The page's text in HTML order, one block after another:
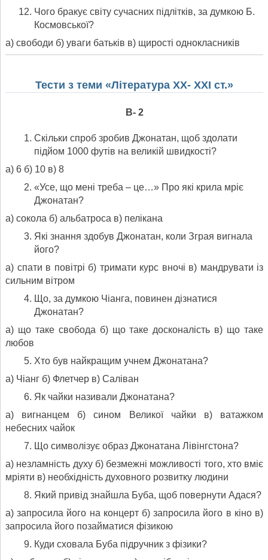
Чого бракує світу сучасних підлітків, за думкою Б.
Космовської?
а) свободи б) уваги батьків в) щирості однокласників
Тести з теми «Література XX- XXI ст.»
В- 2
Скільки спроб зробив Джонатан, щоб здолати
підйом 1000 футів на великій швидкості?
а) 6 б) 10 в) 8
«Усе, що мені треба – це…» Про які крила мріє
Джонатан?
а) сокола б) альбатроса в) пелікана
Які знання здобув Джонатан, коли Зграя вигнала
його?
а) спати в повітрі б) тримати курс вночі в) мандрувати із
сильним вітром
Що, за думкою Чіанга, повинен дізнатися
Джонатан?
а) що таке свобода б) що таке досконалість в) що таке
любов
Хто був найкращим учнем Джонатана?
а) Чіанг б) Флетчер в) Саліван
Як чайки називали Джонатана?
а) вигнанцем б) сином Великої чайки в) ватажком
небесних чайок
Що символізує образ Джонатана Лівінгстона?
а) незламність духу б) безмежні можливості того, хто вміє
мріяти в) необхідність духовного розвитку людини
Який привід знайшла Буба, щоб повернути Адася?
а) запросила його на концерт б) запросила його в кіно в)
запросила його позайматися фізикою
Куди сховала Буба підручник з фізики?